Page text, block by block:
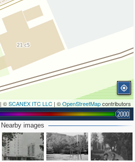
| ©SCANEX ITC LLC | ©OpenStreetMapcontributors
2000
Nearby images